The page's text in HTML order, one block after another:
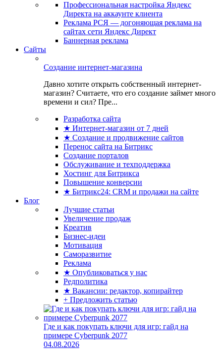
Профессиональная настройка Яндекс
Директа на аккаунте клиента
Реклама РСЯ — догоняющая реклама на
сайтах сети Яндекс Директ
Баннерная реклама
Сайты
Создание интернет-магазина
Давно хотите открыть собственный интернет-
магазин? Считаете, что его создание займет много
времени и сил? Пре...
Разработка сайта
★ Интернет-магазин от 7 дней
★ Создание и продвижение сайтов
Перенос сайта на Битрикс
Создание порталов
Обслуживание и техподдержка
Хостинг для Битрикса
Повышение конверсии
★ Битрикс24: CRM и продажи на сайте
Блог
Лучшие статьи
Увеличение продаж
Креатив
Бизнес-идеи
Мотивация
Саморазвитие
Реклама
★ Опубликоваться у нас
Редполитика
★ Вакансии: редактор, копирайтер
+ Предложить статью
Где и как покупать ключи для игр: гайд на
примере Cyberpunk 2077
04.08.2026